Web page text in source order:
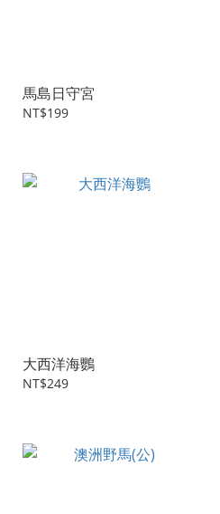
馬島日守宮
NT$199
大西洋海鸚
NT$249